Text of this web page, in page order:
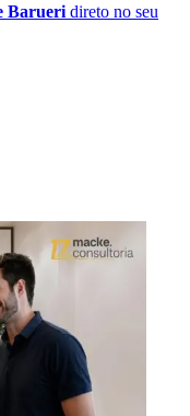
Barueri direto no seu